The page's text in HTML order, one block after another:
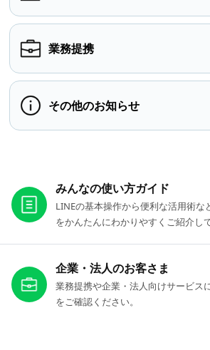
業務提携
その他のお知らせ
みんなの使い方ガイド
LINEの基本操作から便利な活用術な
をかんたんにわかりやすくご紹介し
企業・法人のお客さま
業務提携や企業・法人向けサービス
をご確認ください。